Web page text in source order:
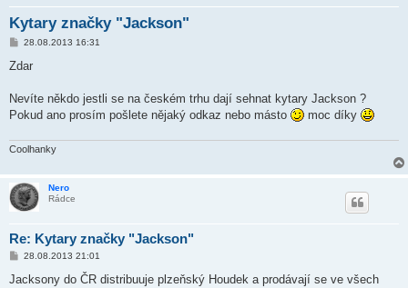
Kytary značky "Jackson"
P
í
ě
e
28.08.2013 16:31
Zdar
Nevíte někdo jestli se na českém trhu dají sehnat kytary Jackson ?
Pokud ano prosím pošlete nějaký odkaz nebo másto
moc díky
Coolhanky
Nero
Rádce
Re: Kytary značky "Jackson"
P
í
28.08.2013 21:01
Jacksony do ČR distribuuje plzeňský Houdek a prodávají se ve všech